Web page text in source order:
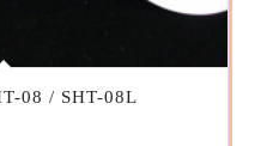
08 / SHT-08L